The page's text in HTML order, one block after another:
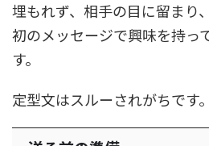
埋もれず、相手の目に留まり
初のメッセージで興味を持っ
す。
定型文はスルーされがちです。